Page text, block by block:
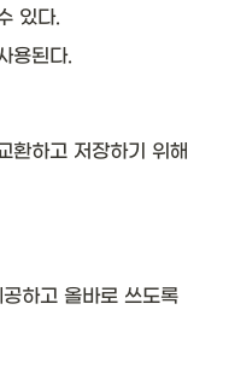
있다.
용된다.
환하고 저장하기 위해
하고 올바로 쓰도록